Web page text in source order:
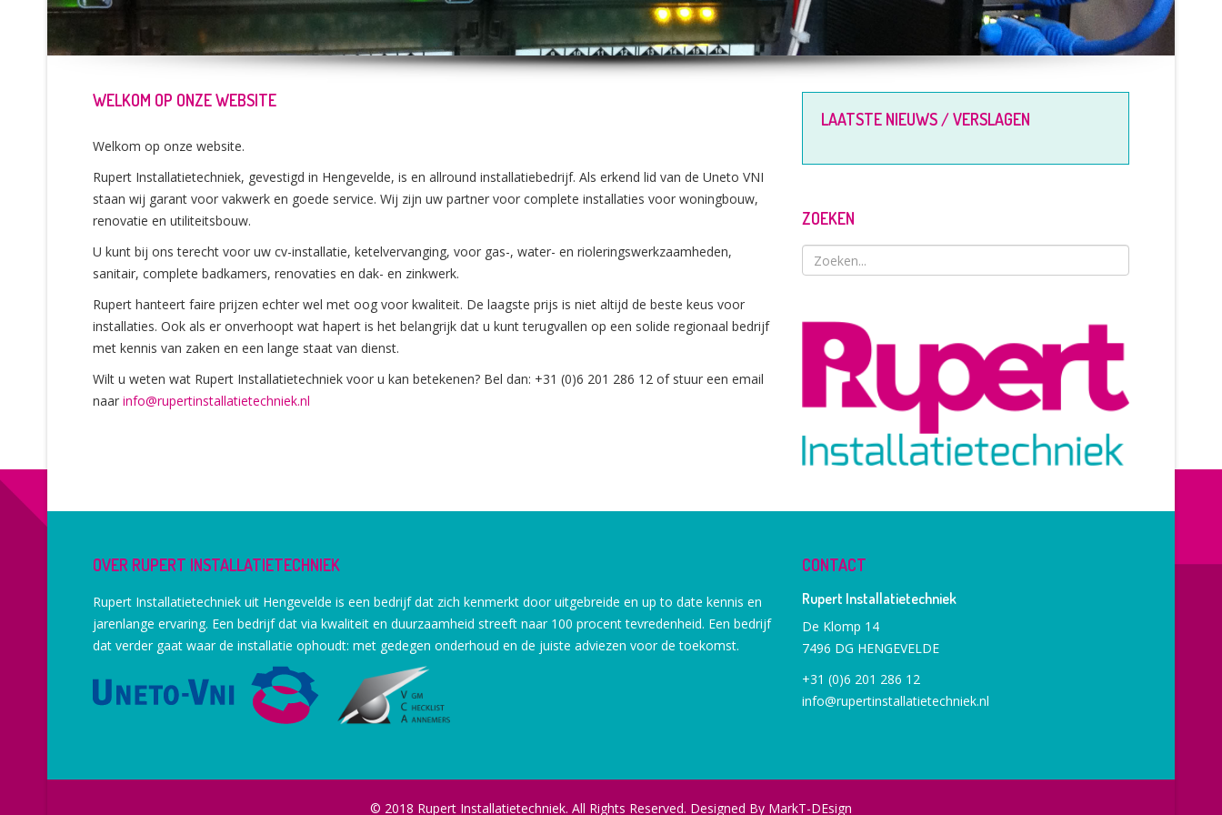
WELKOM OP ONZE WEBSITE
Welkom op onze website.
Rupert Installatietechniek, gevestigd in Hengevelde, is en allround installatiebedrijf. Als erkend lid van de Uneto VNI
staan wij garant voor vakwerk en goede service. Wij zijn uw partner voor complete installaties voor woningbouw,
renovatie en utiliteitsbouw.
U kunt bij ons terecht voor uw cv-installatie, ketelvervanging, voor gas-, water- en rioleringswerkzaamheden,
sanitair, complete badkamers, renovaties en dak- en zinkwerk.
Rupert hanteert faire prijzen echter wel met oog voor kwaliteit. De laagste prijs is niet altijd de beste keus voor
installaties. Ook als er onverhoopt wat hapert is het belangrijk dat u kunt terugvallen op een solide regionaal bedrijf
met kennis van zaken en een lange staat van dienst.
Wilt u weten wat Rupert Installatietechniek voor u kan betekenen? Bel dan: +31 (0)6 201 286 12 of stuur een email
naar info@rupertinstallatietechniek.nl
LAATSTE NIEUWS / VERSLAGEN
ZOEKEN
OVER RUPERT INSTALLATIETECHNIEK
Rupert Installatietechniek uit Hengevelde is een bedrijf dat zich kenmerkt door uitgebreide en up to date kennis en
jarenlange ervaring. Een bedrijf dat via kwaliteit en duurzaamheid streeft naar 100 procent tevredenheid. Een bedrijf
dat verder gaat waar de installatie ophoudt: met gedegen onderhoud en de juiste adviezen voor de toekomst.
CONTACT
Rupert Installatietechniek
De Klomp 14
7496 DG HENGEVELDE
+31 (0)6 201 286 12
info@rupertinstallatietechniek.nl
© 2018 Rupert Installatietechniek. All Rights Reserved. Designed By MarkT-DEsign